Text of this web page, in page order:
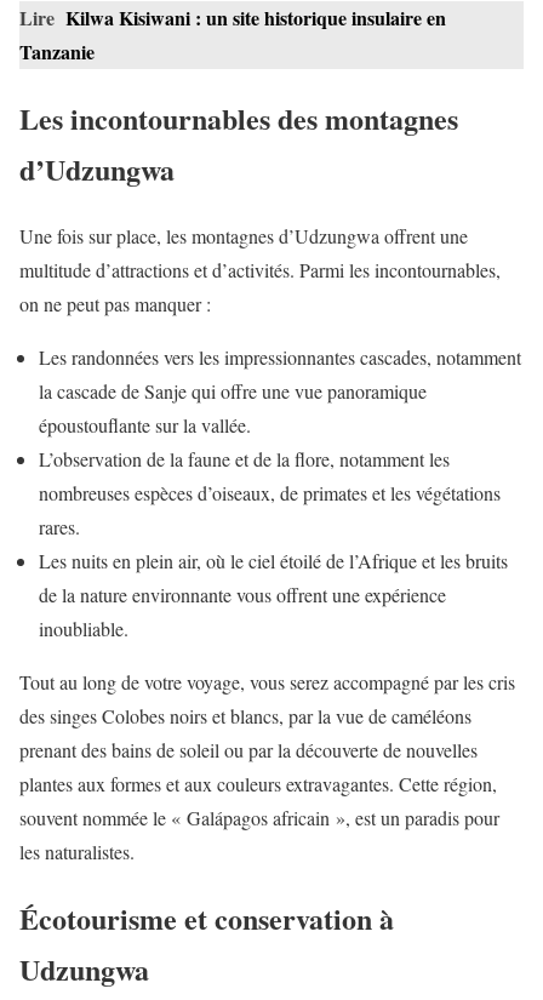
Lire Kilwa Kisiwani : un site historique insulaire en
Tanzanie
Les incontournables des montagnes
d’Udzungwa
Une fois sur place, les montagnes d’Udzungwa offrent une
multitude d’attractions et d’activités. Parmi les incontournables,
on ne peut pas manquer :
Les randonnées vers les impressionnantes cascades, notamment
la cascade de Sanje qui offre une vue panoramique
époustouflante sur la vallée.
L’observation de la faune et de la flore, notamment les
nombreuses espèces d’oiseaux, de primates et les végétations
rares.
Les nuits en plein air, où le ciel étoilé de l’Afrique et les bruits
de la nature environnante vous offrent une expérience
inoubliable.
Tout au long de votre voyage, vous serez accompagné par les cris
des singes Colobes noirs et blancs, par la vue de caméléons
prenant des bains de soleil ou par la découverte de nouvelles
plantes aux formes et aux couleurs extravagantes. Cette région,
souvent nommée le « Galápagos africain », est un paradis pour
les naturalistes.
Écotourisme et conservation à
Udzungwa